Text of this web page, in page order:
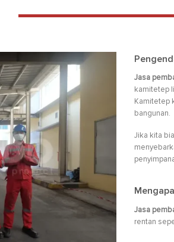
Jasa
kamitetep
Kamitetep
bangunan.
Jika kita
Jasa
rentan